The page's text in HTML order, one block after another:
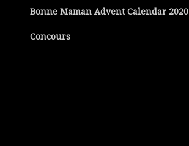
Bonne Maman Advent Calendar 2020
Concours